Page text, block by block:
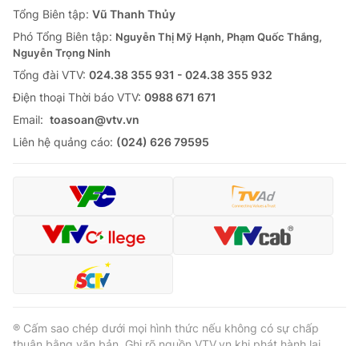
Tổng Biên tập: Vũ Thanh Thủy
Phó Tổng Biên tập: Nguyễn Thị Mỹ Hạnh, Phạm Quốc Thắng,
Nguyễn Trọng Ninh
Tổng đài VTV: 024.38 355 931 - 024.38 355 932
Ðiện thoại Thời báo VTV: 0988 671 671
Email: toasoan@vtv.vn
Liên hệ quảng cáo: (024) 626 79595
® Cấm sao chép dưới mọi hình thức nếu không có sự chấp